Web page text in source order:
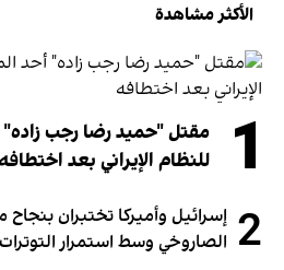
الأكثر مشاهدة
1
مقتل "حميد رضا رجب زاده"
للنظام الإيراني بعد
2 إسرائيل وأميركا تختبران
الصاروخي وسط استمرار